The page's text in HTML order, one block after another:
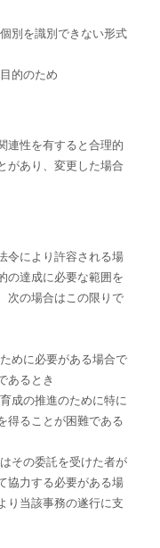
別を識別できない形式
的のため
連性を有すると合理的
があり、変更した場合
令により許容される場
の達成に必要な範囲を
次の場合はこの限りで
めに必要がある場合で
あるとき
成の推進のために特に
得ることが困難である
その委託を受けた者が
協力する必要がある場
り当該事務の遂行に支